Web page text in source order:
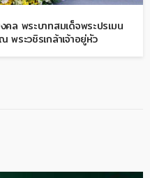
ล พระบาทสมเด็จพระปรเมน
พระวชิรเกล้าเจ้าอยู่หัว